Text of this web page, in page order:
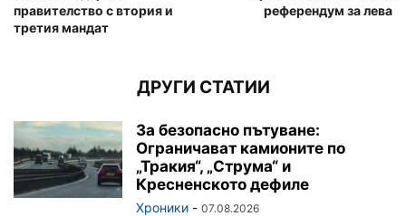
правителство с втория и
третия мандат
референдум за лева
ДРУГИ СТАТИИ
За безопасно пътуване:
Ограничават камионите по
„Тракия“, „Струма“ и
Кресненското дефиле
Хроники - 07.08.2026